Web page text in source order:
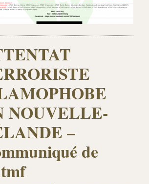
NOUVELLE-
–
de